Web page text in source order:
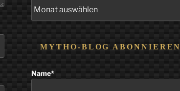
Beiträge
MYTHO-BLOG ABONNIEREN
Name*